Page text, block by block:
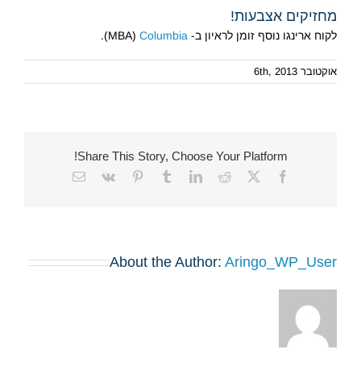
מחזיקים אצבעות!
לקוח ארינגו נוסף זומן לראיון ב- MBA) Columbia
).
אוקטובר 6th, 2013
Share This Story, Choose Your Platform!
Facebook
X
Reddit
LinkedIn
Tumblr
Pinterest
Vk
Email
About the Author: Aringo_WP_User